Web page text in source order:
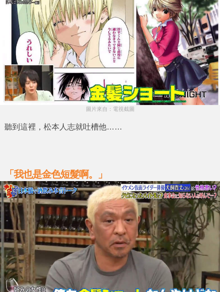
圖片來自：電視截圖
聽到這裡， 松本人志就吐槽他……
「我也是金色短髮啊。」